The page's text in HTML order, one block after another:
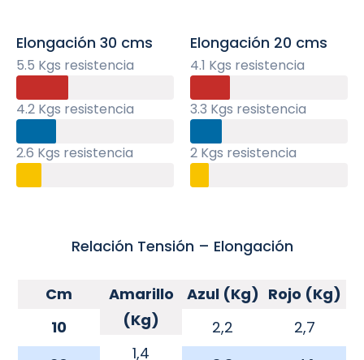
Elongación 30 cms
5.5 Kgs resistencia
4.2 Kgs resistencia
2.6 Kgs resistencia
Elongación 20 cms
4.1 Kgs resistencia
3.3 Kgs resistencia
2 Kgs resistencia
Relación Tensión – Elongación
Cm
10
Amarillo
(Kg)
1,4
Azul (Kg)
2,2
Rojo (Kg)
2,7